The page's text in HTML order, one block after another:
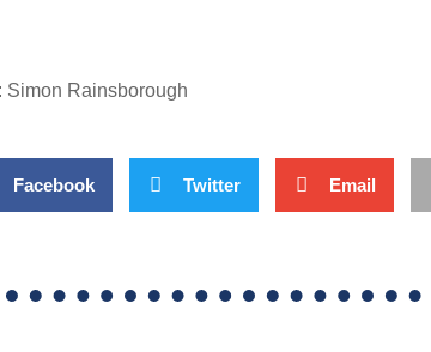
Simon Rainsborough
Facebook Twitter Email